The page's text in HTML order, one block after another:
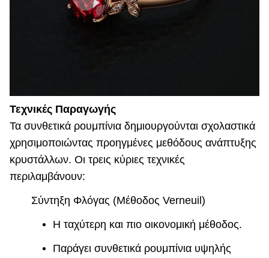
Τεχνικές Παραγωγής
Τα συνθετικά ρουμπίνια δημιουργούνται σχολαστικά
χρησιμοποιώντας προηγμένες μεθόδους ανάπτυξης
κρυστάλλων. Οι τρεις κύριες τεχνικές
περιλαμβάνουν:
Σύντηξη Φλόγας (Μέθοδος Verneuil)
Η ταχύτερη και πιο οικονομική μέθοδος.
Παράγει συνθετικά ρουμπίνια υψηλής